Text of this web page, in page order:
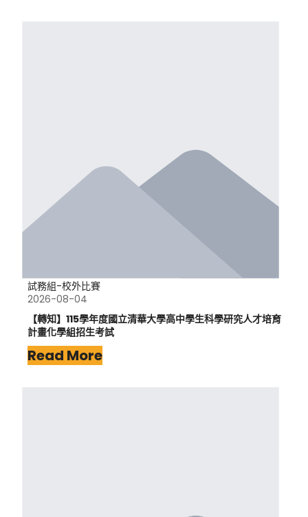
試務組-校外比賽
2026-08-04
【轉知】115學年度國立清華大學高中學生科學研究人才培育
計畫化學組招生考試
Read More